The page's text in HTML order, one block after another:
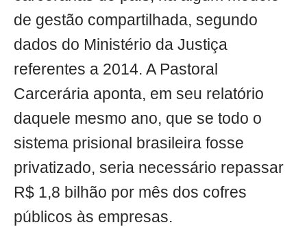
de gestão compartilhada, segundo
dados do Ministério da Justiça
referentes a 2014. A Pastoral
Carcerária aponta, em seu relatório
daquele mesmo ano, que se todo o
sistema prisional brasileira fosse
privatizado, seria necessário repassar
R$ 1,8 bilhão por mês dos cofres
públicos às empresas.